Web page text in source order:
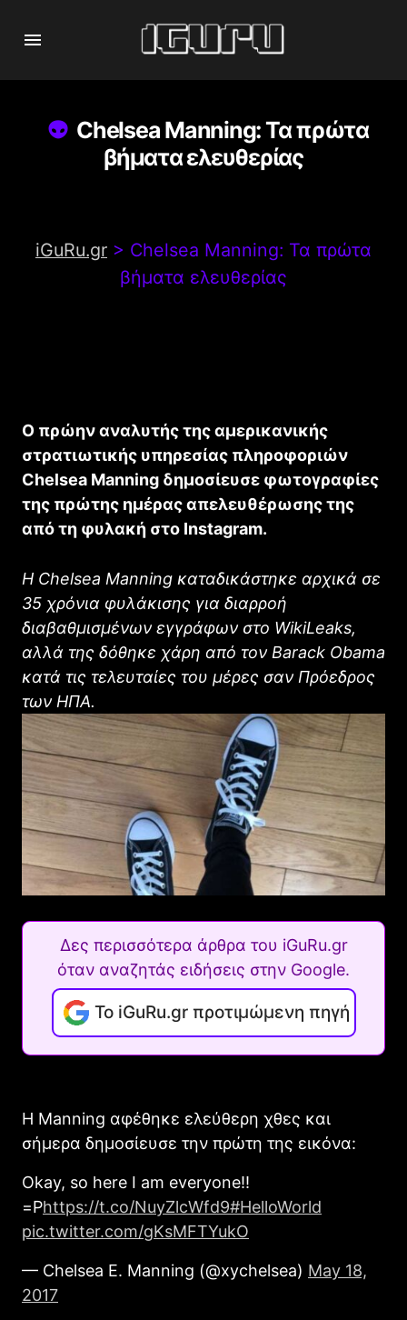
Chelsea Manning: Τα πρώτα
βήματα ελευθερίας
iGuRu.gr > Chelsea Manning: Τα πρώτα
βήματα ελευθερίας
Ο πρώην αναλυτής της αμερικανικής
στρατιωτικής υπηρεσίας πληροφοριών
Chelsea Manning δημοσίευσε φωτογραφίες
της πρώτης ημέρας απελευθέρωσης της
από τη φυλακή στο Instagram.
Η Chelsea Manning καταδικάστηκε αρχικά σε
35 χρόνια φυλάκισης για διαρροή
διαβαθμισμένων εγγράφων στο WikiLeaks,
αλλά της δόθηκε χάρη από τον Barack Obama
κατά τις τελευταίες του μέρες σαν Πρόεδρος
των ΗΠΑ.
Δες περισσότερα άρθρα του iGuRu.gr
όταν αναζητάς ειδήσεις στην Google.
Το iGuRu.gr προτιμώμενη πηγή
Η Manning αφέθηκε ελεύθερη χθες και
σήμερα δημοσίευσε την πρώτη της εικόνα:
Okay, so here I am everyone!!
=Phttps://t.co/NuyZlcWfd9#HelloWorld
pic.twitter.com/gKsMFTYukO
— Chelsea E. Manning (@xychelsea) May 18,
2017